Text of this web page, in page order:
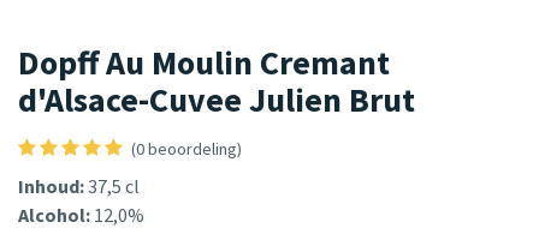
Dopff Au Moulin Cremant
d'Alsace-Cuvee Julien Brut
(0 beoordeling)
Inhoud:37,5 cl
Alcohol: 12,0%